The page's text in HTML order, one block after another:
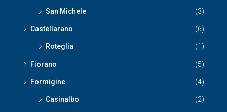
San Michele (3)
Castellarano (6)
Roteglia (1)
Fiorano (5)
Formigine (4)
Casinalbo (2)